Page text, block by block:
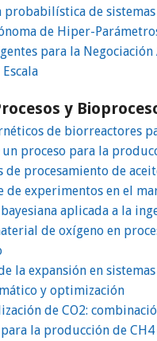
probabilística de
de Hiper-
para la
y
de biorreactores
proceso para la
de procesamiento de
de experimentos en el
aplicada a la
de oxígeno en
la expansión en
y optimización
de CO2:
la producción de